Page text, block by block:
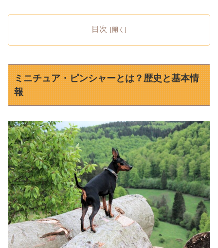
目次
ミニチュア・ピンシャーとは？歴史と基本情
報